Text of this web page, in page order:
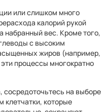
или слишком много
калорий рукой
набранный вес. Кроме того,
с высоким
жиров (например,
процессы многократно
сосредоточьтесь на выборе
клетчатки, которые